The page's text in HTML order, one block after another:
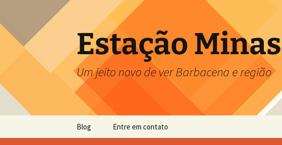
o
conteúdo
Estação Minas
Um jeito novo de ver Barbacena e região
Blog Entre em contato